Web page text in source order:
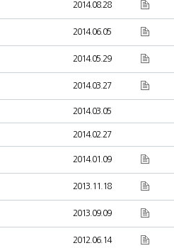
2014.08.28
2014.06.05
2014.05.29
2014.03.27
2014.03.05
2014.02.27
2014.01.09
2013.11.18
2013.09.09
2012.06.14